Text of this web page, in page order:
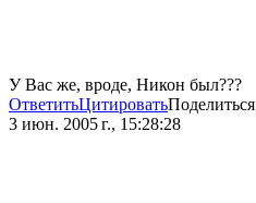
У Вас же, вроде, Никон был???
ОтветитьЦитироватьПоделиться
3 июн. 2005 г., 15:28:28